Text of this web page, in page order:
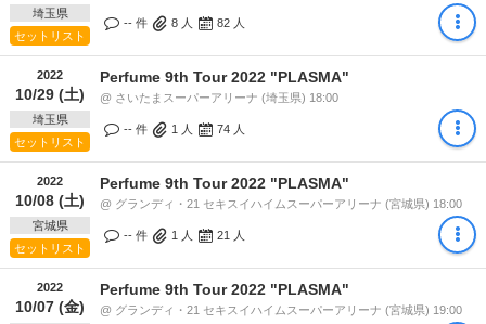
埼玉県
セットリスト
-- 件 8 人 82 人
2022
10/29 (土)
埼玉県
セットリスト
Perfume 9th Tour 2022 "PLASMA"
@ さいたまスーパーアリーナ (埼玉県) 18:00
-- 件 1 人 74 人
2022
10/08 (土)
宮城県
セットリスト
Perfume 9th Tour 2022 "PLASMA"
@ グランディ・21 セキスイハイムスーパーアリーナ (宮城県) 18:00
-- 件 1 人 21 人
2022
10/07 (金)
Perfume 9th Tour 2022 "PLASMA"
@ グランディ・21 セキスイハイムスーパーアリーナ (宮城県) 19:00